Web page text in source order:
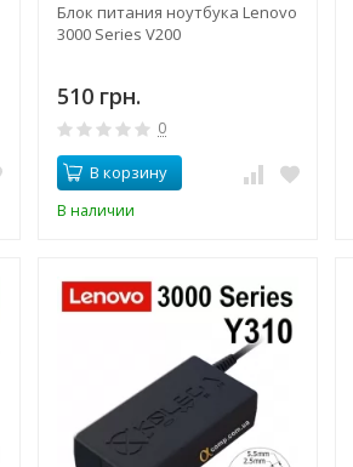
Блок питания ноутбука Lenovo
3000 Series V200
510 грн.
0
В корзину
В наличии